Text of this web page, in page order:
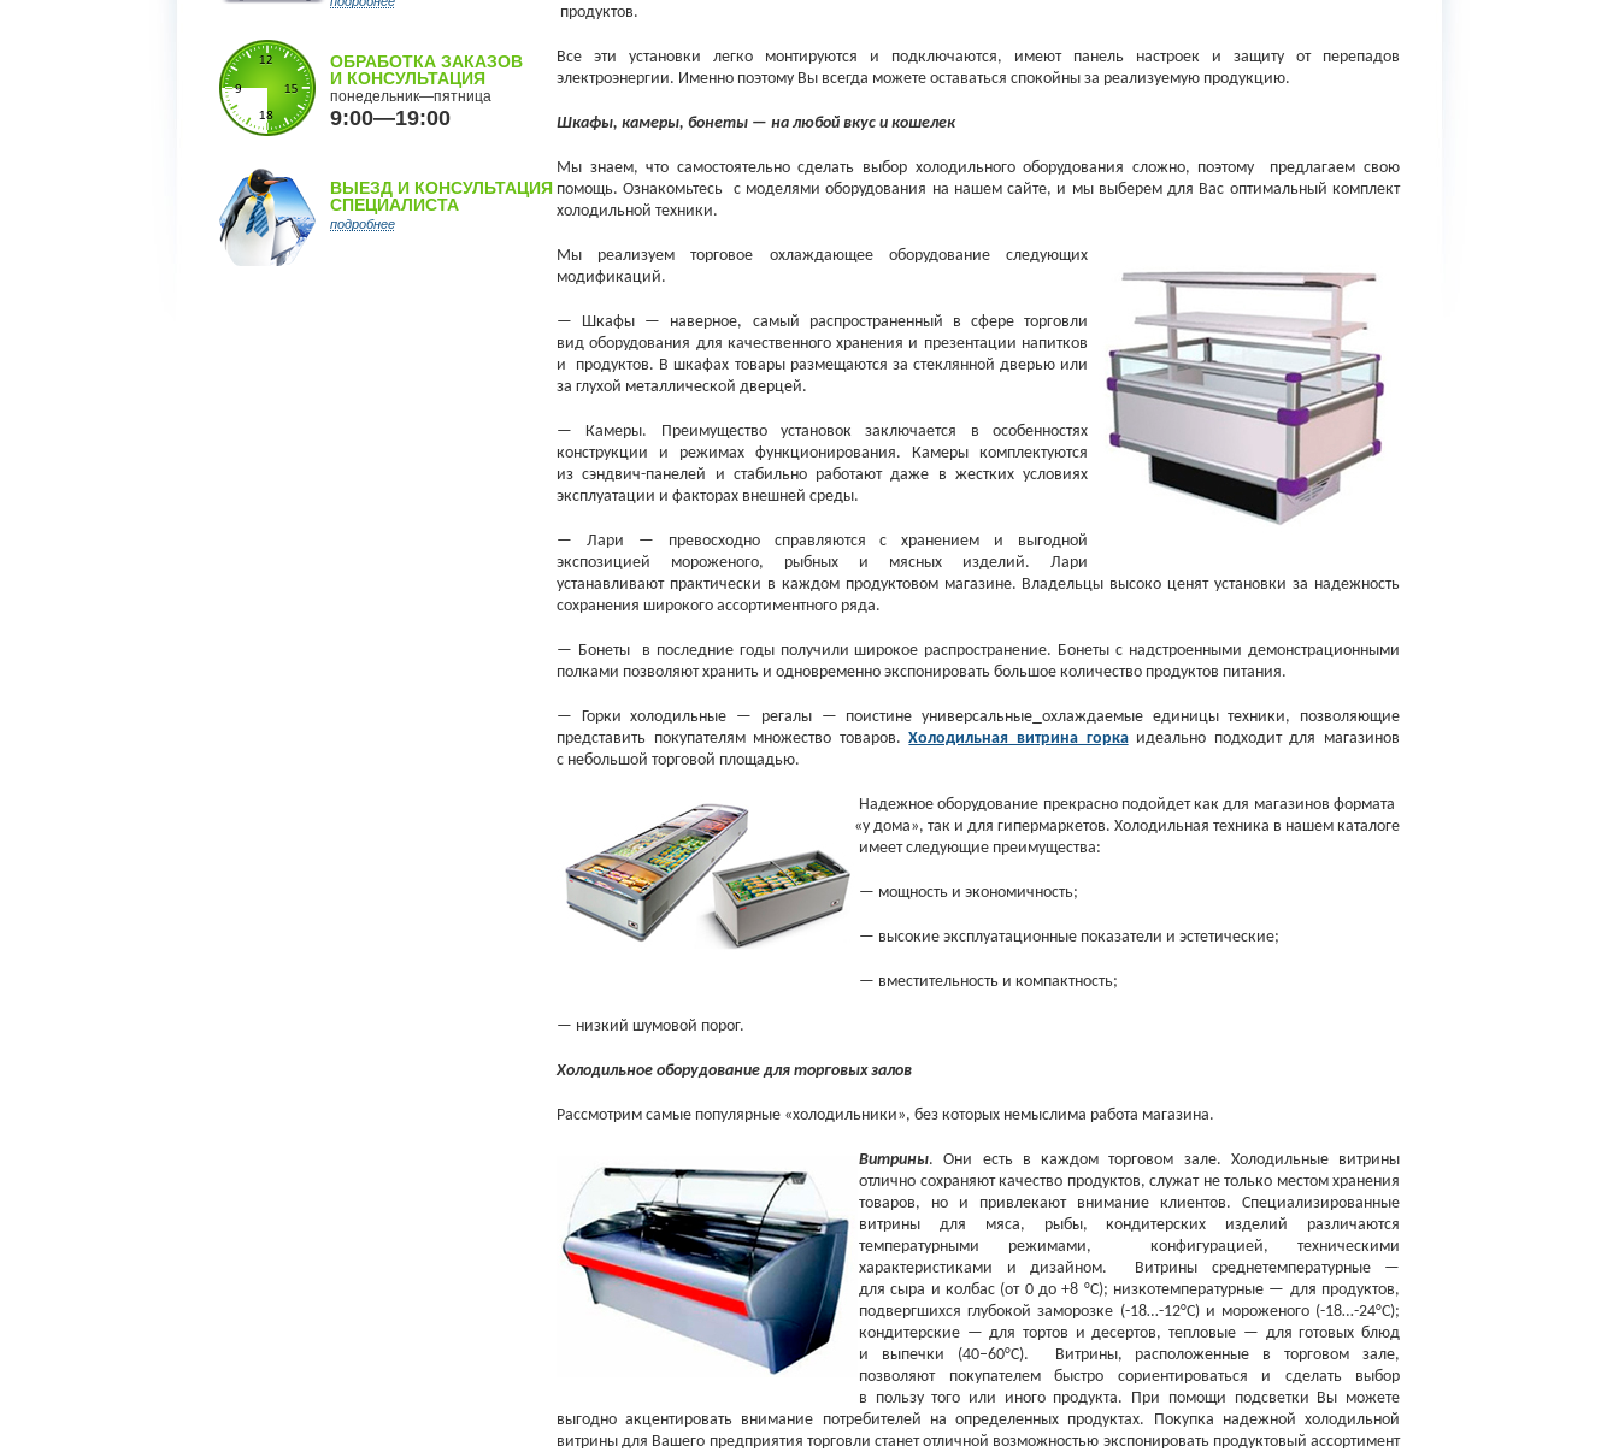
продуктов.
Все эти установки легко монтируются и подключаются, имеют панель настроек и защиту от перепадов
электроэнергии. Именно поэтому Вы всегда можете оставаться спокойны за реализуемую продукцию.
Шкафы, камеры, бонеты — на любой вкус и кошелек
Мы знаем, что самостоятельно сделать выбор холодильного оборудования сложно, поэтому предлагаем свою
помощь. Ознакомьтесь с моделями оборудования на нашем сайте, и мы выберем для Вас оптимальный комплект
холодильной техники.
Мы реализуем торговое охлаждающее оборудование следующих
модификаций.
— Шкафы — наверное, самый распространенный в сфере торговли
вид оборудования для качественного хранения и презентации напитков
и продуктов. В шкафах товары размещаются за стеклянной дверью или
за глухой металлической дверцей.
— Камеры. Преимущество установок заключается в особенностях
конструкции и режимах функционирования. Камеры комплектуются
из сэндвич-панелей и стабильно работают даже в жестких условиях
эксплуатации и факторах внешней среды.
— Лари — превосходно справляются с хранением и выгодной
экспозицией мороженого, рыбных и мясных изделий. Лари
устанавливают практически в каждом продуктовом магазине. Владельцы высоко ценят установки за надежность
сохранения широкого ассортиментного ряда.
— Бонеты в последние годы получили широкое распространение. Бонеты с надстроенными демонстрационными
полками позволяют хранить и одновременно экспонировать большое количество продуктов питания.
— Горки холодильные — регалы — поистине универсальные охлаждаемые единицы техники, позволяющие
представить покупателям множество товаров.Холодильная витрина горкаидеально подходит для магазинов
с небольшой торговой площадью.
Надежное оборудование прекрасно подойдет как для магазинов формата
«у дома», так и для гипермаркетов. Холодильная техника в нашем каталоге
имеет следующие преимущества:
— мощность и экономичность;
— высокие эксплуатационные показатели и эстетические;
— вместительность и компактность;
— низкий шумовой порог.
Холодильное оборудование для торговых залов
Рассмотрим самые популярные «холодильники», без которых немыслима работа магазина.
Витрины. Они есть в каждом торговом зале. Холодильные витрины
отлично сохраняют качество продуктов, служат не только местом хранения
товаров, но и привлекают внимание клиентов. Специализированные
витрины для мяса, рыбы, кондитерских изделий различаются
температурными режимами, конфигурацией, техническими
характеристиками и дизайном. Витрины среднетемпературные —
для сыра и колбас (от 0 до +8 °С); низкотемпературные — для продуктов,
подвергшихся глубокой заморозке (-18…-12°С) и мороженого (-18…-24°С);
кондитерские — для тортов и десертов, тепловые — для готовых блюд
и выпечки
(40–60°С). Витрины, расположенные в торговом зале,
позволяют покупателем быстро сориентироваться и сделать выбор
в пользу того или иного продукта. При помощи подсветки Вы можете
выгодно акцентировать внимание потребителей на определенных продуктах. Покупка надежной холодильной
витрины для Вашего предприятия торговли станет отличной возможностью экспонировать продуктовый ассортимент
ОБРАБОТКА ЗАКАЗОВ
И КОНСУЛЬТАЦИЯ
понедельник—пятница
9:00—19:00
ВЫЕЗД И КОНСУЛЬТАЦИЯ
СПЕЦИАЛИСТА
подробнее